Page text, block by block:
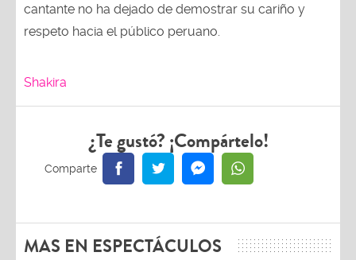
cantante no ha dejado de demostrar su cariño y
respeto hacia el público peruano.
Shakira
¿Te gustó? ¡Compártelo!
MAS EN ESPECTÁCULOS